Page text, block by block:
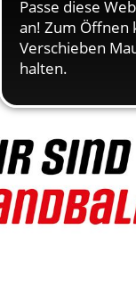
HANDBALL360